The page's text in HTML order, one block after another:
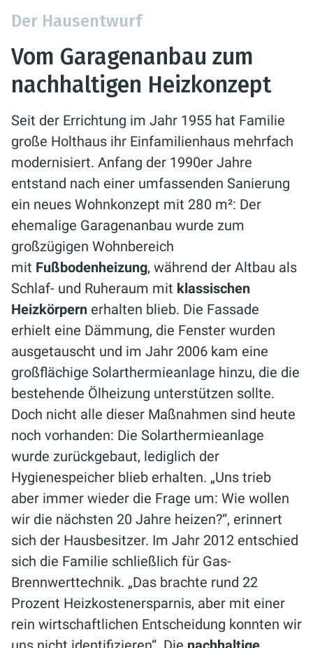
Der Hausentwurf
Vom Garagenanbau zum
nachhaltigen Heizkonzept
Seit der Errichtung im Jahr 1955 hat Familie
große Holthaus ihr Einfamilienhaus mehrfach
modernisiert. Anfang der 1990er Jahre
entstand nach einer umfassenden Sanierung
ein neues Wohnkonzept mit 280 m²: Der
ehemalige Garagenanbau wurde zum
großzügigen Wohnbereich
mit Fußbodenheizung, während der Altbau als
Schlaf- und Ruheraum mit klassischen
Heizkörpern erhalten blieb. Die Fassade
erhielt eine Dämmung, die Fenster wurden
ausgetauscht und im Jahr 2006 kam eine
großflächige Solarthermieanlage hinzu, die die
bestehende Ölheizung unterstützen sollte.
Doch nicht alle dieser Maßnahmen sind heute
noch vorhanden: Die Solarthermieanlage
wurde zurückgebaut, lediglich der
Hygienespeicher blieb erhalten. „Uns trieb
aber immer wieder die Frage um: Wie wollen
wir die nächsten 20 Jahre heizen?“, erinnert
sich der Hausbesitzer. Im Jahr 2012 entschied
sich die Familie schließlich für Gas-
Brennwerttechnik. „Das brachte rund 22
Prozent Heizkostenersparnis, aber mit einer
rein wirtschaftlichen Entscheidung konnten wir